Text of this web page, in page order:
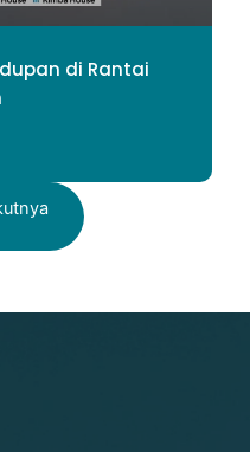
di Rantai